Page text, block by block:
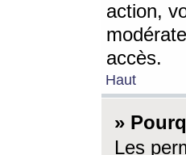
action,
accès.
Haut
»
Les